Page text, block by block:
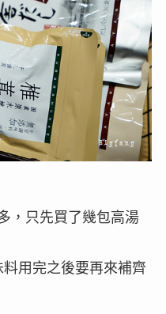
，只先買了幾包高湯
用完之後要再來補齊